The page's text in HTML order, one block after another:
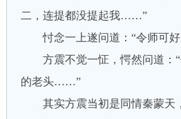
二，连提都没提起我……”
忖念一上遂问道：“令师可
方震不觉一怔，愕然问道：“
的老头……”
其实方震当初是同情秦蒙天